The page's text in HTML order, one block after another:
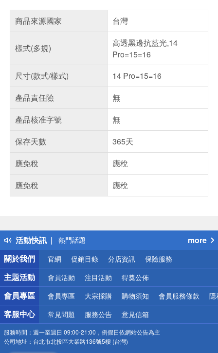
商品來源國家 台灣
樣式(多規)
高透黑邊抗藍光,14
Pro=15=16
尺寸(款式/樣式)
14 Pro=15=16
產品責任險
無
產品核准字號
無
保存天數
365天
應免稅
應稅
應免稅
應稅
活動快訊
得獎公告
熱門話題
銀行優惠
偏遠地區配送
詐騙網頁！請小心！
more
關於我們
官網 促銷目錄 分店資訊 保險服務
主題活動 會員活動 注目活動 得獎公佈
會員專區 會員專區 大宗採購 購物須知 會員服務條款 隱
客服中心 常見問題 服務公告 意見信箱
服務時間： 週一至週日 09:00-21:00，例假日依網站公告為主
公司地址： 台北市北投區大業路136號5樓 (台灣)